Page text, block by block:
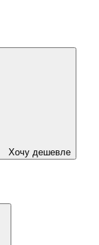
Хочу дешевле